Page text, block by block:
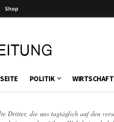
Shop
POLITIK WIRTSCHAFT
Dritter, die uns tagtäglich auf den